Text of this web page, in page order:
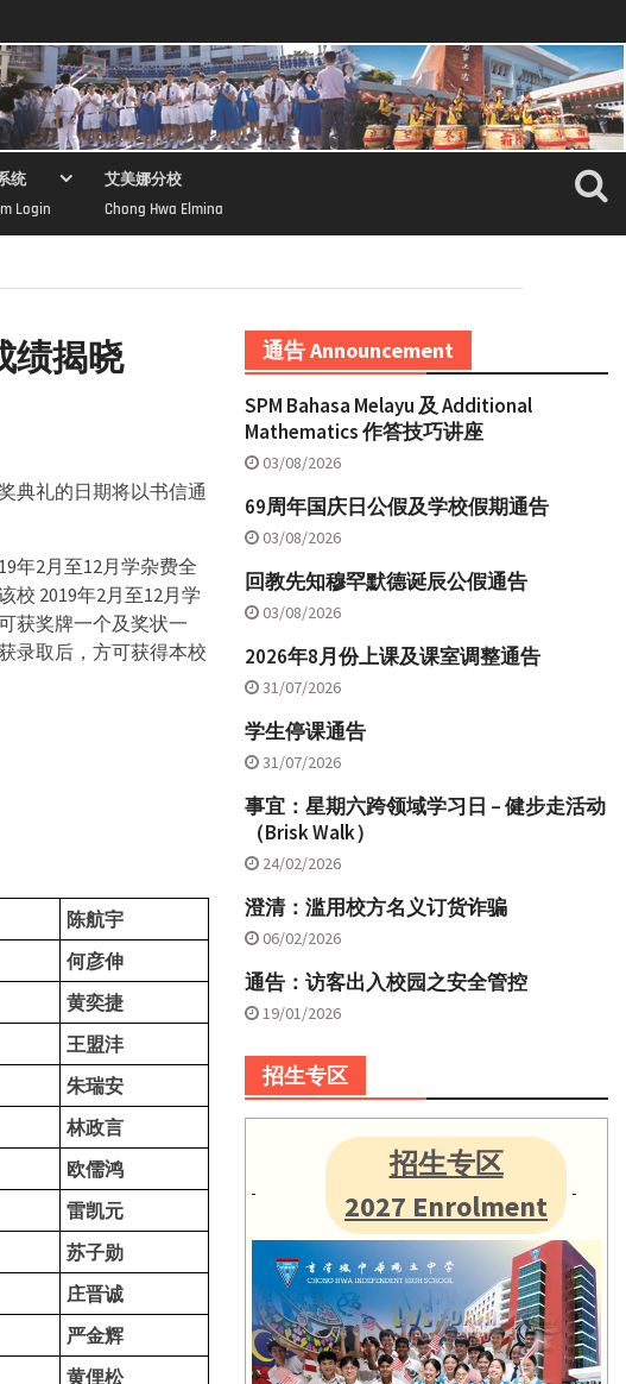
统
Login
艾美娜分校
Chong Hwa Elmina
绩揭晓
典礼的日期将以书信通
年2月至12月学杂费全
校 2019年2月至12月学
获奖牌一个及奖状一
录取后，方可获得本校
陈航宇
何彦伸
黄奕捷
王盟沣
朱瑞安
林政言
欧儒鸿
雷凯元
苏子勋
庄晋诚
严金辉
黄俚松
通告 Announcement
SPM Bahasa Melayu 及 Additional
Mathematics 作答技巧讲座
03/08/2026
69周年国庆日公假及学校假期通告
03/08/2026
回教先知穆罕默德诞辰公假通告
03/08/2026
2026年8月份上课及课室调整通告
31/07/2026
学生停课通告
31/07/2026
事宜：星期六跨领域学习日 – 健步走活动
（Brisk Walk）
24/02/2026
澄清：滥用校方名义订货诈骗
06/02/2026
通告：访客出入校园之安全管控
19/01/2026
招生专区
招生专区
2027 Enrolment